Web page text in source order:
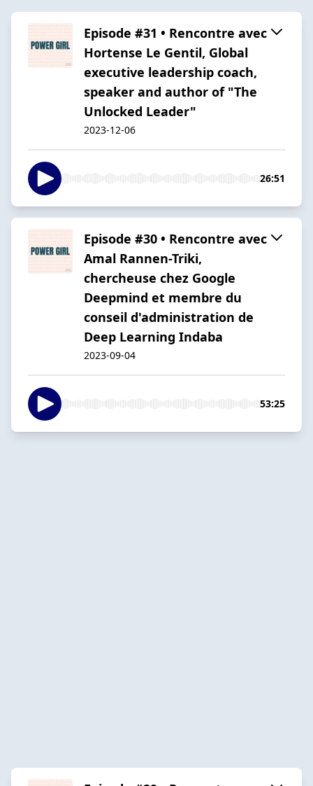
Episode #31 • Rencontre avec
Hortense Le Gentil, Global
executive leadership coach,
speaker and author of "The
Unlocked Leader"
2023-12-06
26:51
Episode #30 • Rencontre avec
Amal Rannen-Triki,
chercheuse chez Google
Deepmind et membre du
conseil d'administration de
Deep Learning Indaba
2023-09-04
53:25